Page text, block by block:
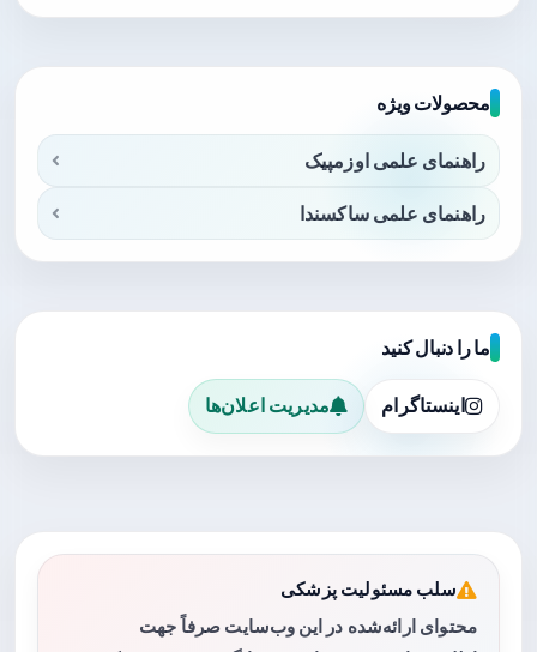
محصولات ویژه
راهنمای علمی اوزمپیک
راهنمای علمی ساکسندا
ما را دنبال کنید
اینستاگرام مدیریت اعلان‌ها
سلب مسئولیت پزشکی
محتوای ارائه‌شده در این وب‌سایت صرفاً جهت